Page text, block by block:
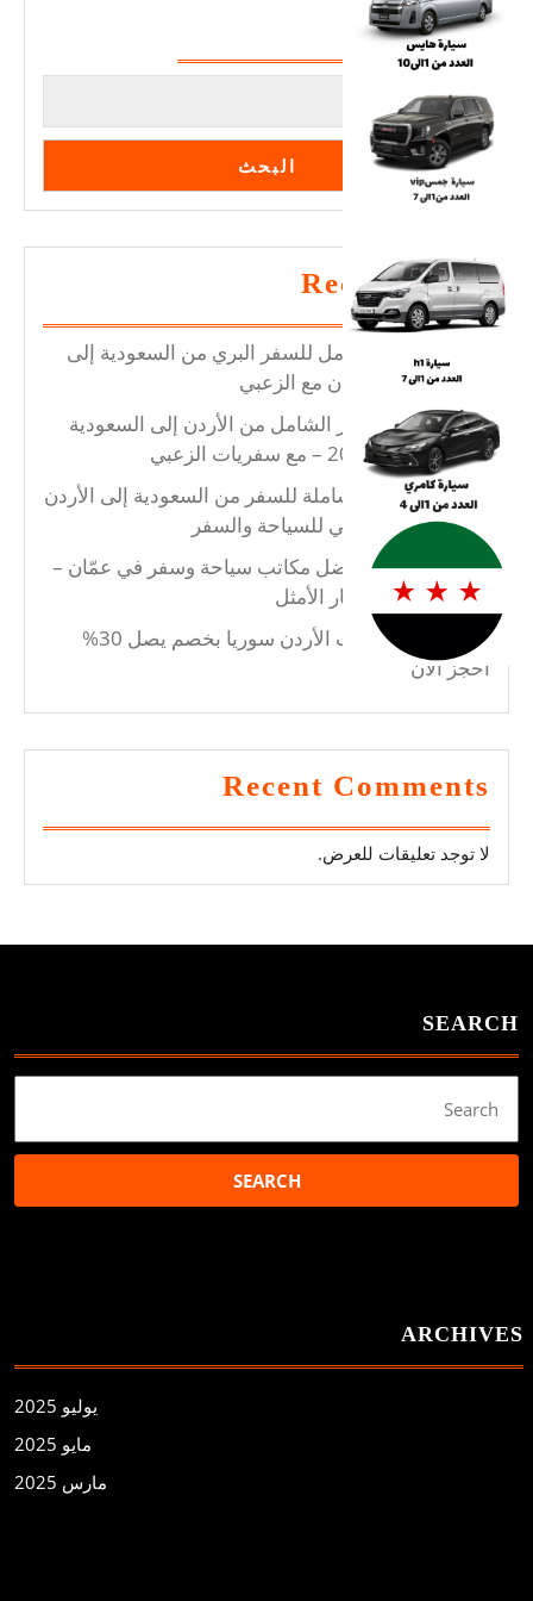
احجز
الآن
معنا
وبخصم
30%
البحث
البحث
Recent Posts
دليلك الشامل للسفر البري من السعودية إلى
الأردن، سوريا ولبنان مع الزعبي
دليل السفر الشامل من الأردن إلى السعودية
ولبنان وسوريا 2025 – مع سفريات الزعبي
تجربتك الشاملة للسفر من السعودية إلى الأردن
وسوريا – مع الزعبي للسياحة والسفر
تعرف على أفضل مكاتب سياحة وسفر في عمّان –
مكتب الزعبي الخيار الأمثل
مكتب سفريات الأردن سوريا بخصم يصل 30%
احجز الآن
Recent Comments
لا توجد تعليقات للعرض.
SEARCH
for:
ARCHIVES
يوليو 2025
مايو 2025
مارس 2025